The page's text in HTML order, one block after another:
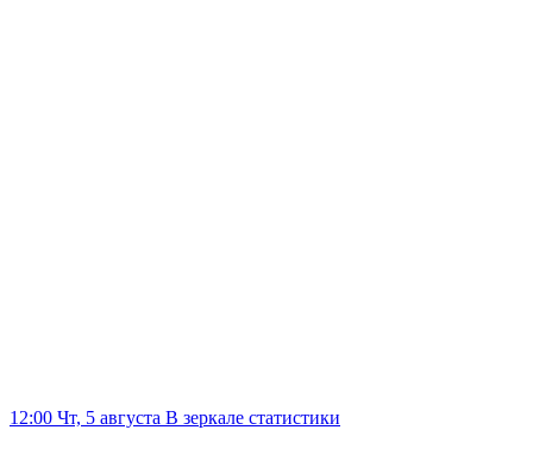
12:00 Чт, 5 августа В зеркале статистики